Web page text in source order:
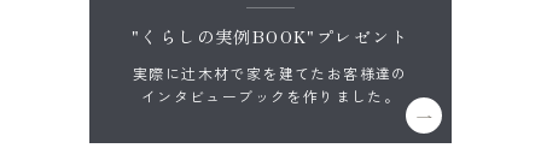
"くらしの実例BOOK"プレゼント
実際に辻木材で家を建てたお客様達の
インタビューブックを作りました。